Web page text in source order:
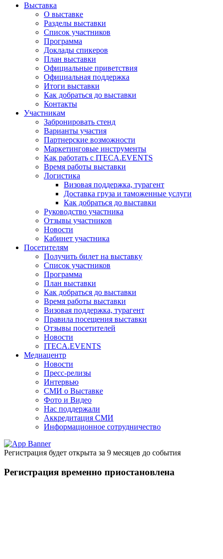
Выставка
О выставке
Разделы выставки
Список участников
Программа
Доклады спикеров
План выставки
Официальные приветствия
Официальная поддержка
Итоги выставки
Как добраться до выставки
Контакты
Участникам
Забронировать стенд
Варианты участия
Партнерские возможности
Маркетинговые инструменты
Как работать с ITECA.EVENTS
Время работы выставки
Логистика
Визовая поддержка, турагент
Доставка груза и таможенные услуги
Как добраться до выставки
Руководство участника
Отзывы участников
Новости
Кабинет участника
Посетителям
Получить билет на выставку
Список участников
Программа
План выставки
Как добраться до выставки
Время работы выставки
Визовая поддержка, турагент
Правила посещения выставки
Отзывы посетителей
Новости
ITECA.EVENTS
Медиацентр
Новости
Пресс-релизы
Интервью
СМИ о Выставке
Фото и Видео
Нас поддержали
Аккредитация СМИ
Информационное сотрудничество
Регистрация будет открыта за 9 месяцев до события
Регистрация временно приостановлена